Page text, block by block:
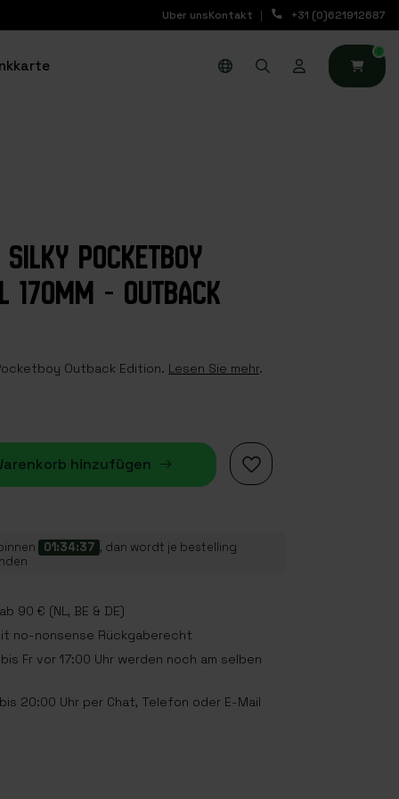
Uber unsKontakt +31 (0)621912687
0
POCKETBOY
170MM - OUTBACK
Outback Edition. Lesen Sie mehr.
hinzufügen
01:34:36 , dan wordt je bestelling
90 € (NL, BE & DE)
no-nonsense Rückgaberecht
Fr vor 17:00 Uhr werden noch am selben
20:00 Uhr per Chat, Telefon oder E-Mail